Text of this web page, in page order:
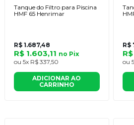
Tanque do Filtro para Piscina
HMF 65 Henrimar
R$ 1.687,48
R$ 1.603,11 no Pix
ou 5x R$ 337,50
ADICIONAR AO
CARRINHO
R$
ou